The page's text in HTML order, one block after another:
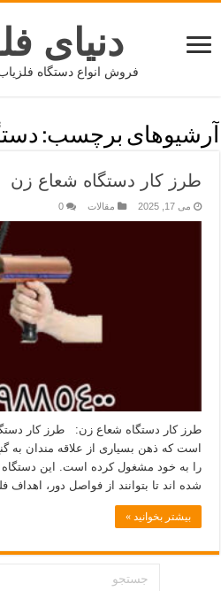
دنیای
فروش انواع دستگاه
آرشیوهای برچسب:
طرز کار دستگاه شعاع زن
می 17, 2025 مقالات 0
طرز کار دستگاه شعاع زن: طرز کار
است که ذهن بسیاری از علاقه‌ مندان به
را به خود مشغول کرده است. این
شده‌ اند تا بتوانند از فواصل دور، اهداف
بیشتر بخوانید »